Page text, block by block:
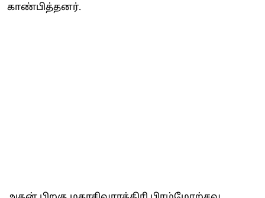
காண்பித்தனர்.